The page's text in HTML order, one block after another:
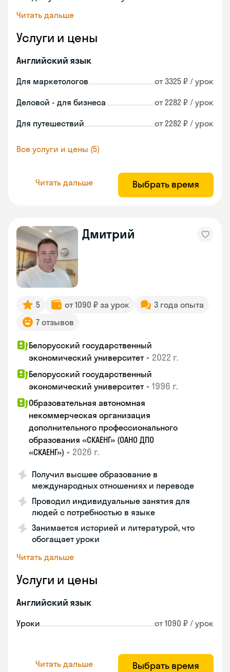
Читать дальше
Услуги и цены
Английский язык
Для маркетологов от 3325 ₽ / урок
Деловой - для бизнеса от 2282 ₽ / урок
Для путешествий от 2282 ₽ / урок
Все услуги и цены (5)
Читать дальше Выбрать время
Дмитрий
5 от 1090 ₽ за урок
3 года опыта
7 отзывов
Белорусский государственный
экономический университет • 2022 г.
Белорусский государственный
экономический университет • 1996 г.
Образовательная автономная
некоммерческая организация
дополнительного профессионального
образования «СКАЕНГ» (ОАНО ДПО
«СКАЕНГ») • 2026 г.
Получил высшее образование в
международных отношениях и переводе
Проводил индивидуальные занятия для
людей с потребностью в языке
Занимается историей и литературой, что
обогащает уроки
Читать дальше
Услуги и цены
Английский язык
Уроки от 1090 ₽ / урок
Читать дальше Выбрать время